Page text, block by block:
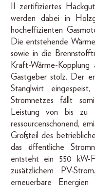
II zertifiziertes
werden dabei in
hocheffizienten
Die entstehende
sowie in die
Kraft-Wärme-
Gastgeber stolz. Der
Stanglwirt
Stromnetzes fällt
Leistung von bis zu
ressourcenschonend,
Großteil des
das öffentliche
entsteht ein 550 kW-
zusätzlichem PV-
erneuerbare